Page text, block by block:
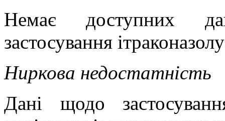
Немає доступних
застосування
Ниркова недостатність
Дані щодо